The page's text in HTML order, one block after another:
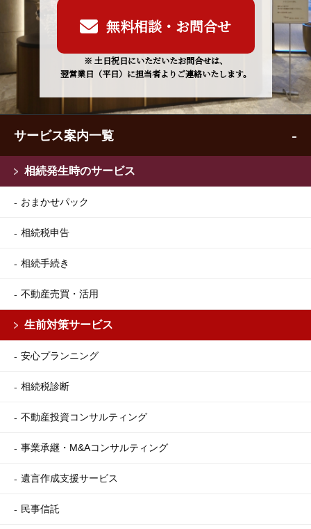
無料相談・お問合せ
※ 土日祝日にいただいたお問合せは、
翌営業日（平日）に担当者よりご連絡いたします。
サービス案内一覧
相続発生時のサービス
おまかせパック
相続税申告
相続手続き
不動産売買・活用
生前対策サービス
安心プランニング
相続税診断
不動産投資コンサルティング
事業承継・M&Aコンサルティング
遺言作成支援サービス
民事信託